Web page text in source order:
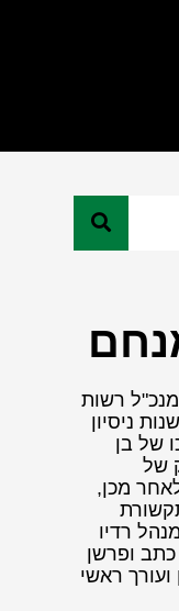
רשות
ניסיון
של בן
של
מכן,
רדיו
כתב ופרשן
ועורך ראשי